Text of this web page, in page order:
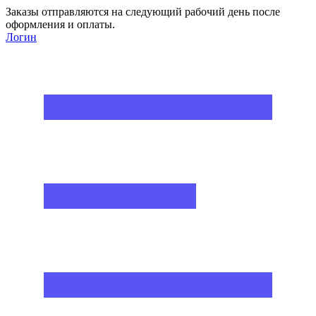
Заказы отправляются на следующий рабочий день после
оформления и оплаты.
Логин